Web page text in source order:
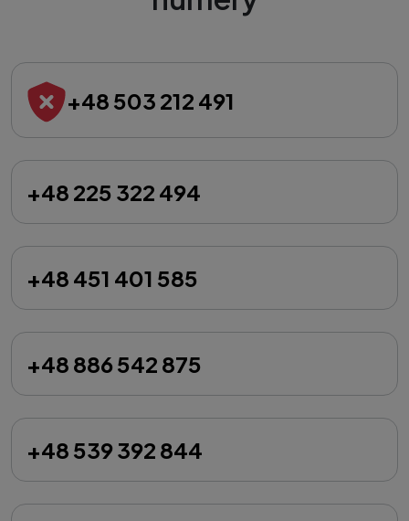
+48 503 212 491
+48 225 322 494
+48 451 401 585
+48 886 542 875
+48 539 392 844